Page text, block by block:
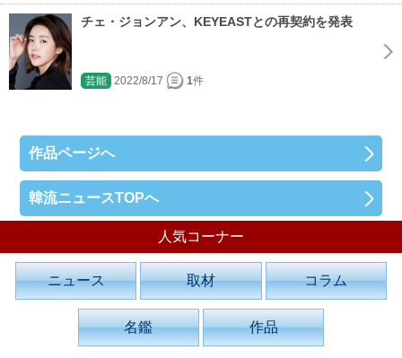
チェ・ジョンアン、KEYEASTとの再契約を発表
芸能 2022/8/17 1件
作品ページへ
韓流ニュースTOPへ
人気コーナー
ニュース 取材 コラム
名鑑 作品